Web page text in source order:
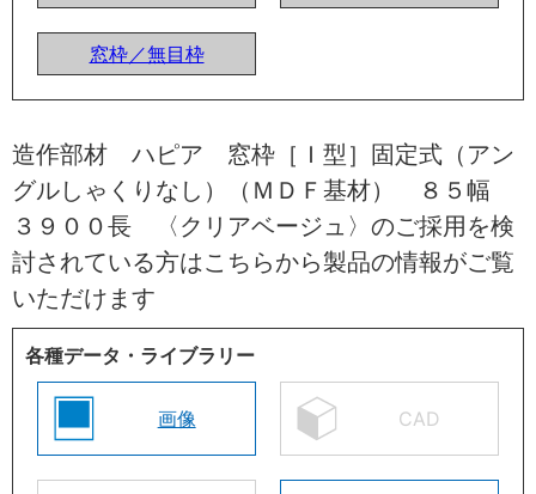
窓枠／無目枠
造作部材 ハピア 窓枠［Ｉ型］固定式（アン
グルしゃくりなし）（ＭＤＦ基材） ８５幅
３９００長 〈クリアベージュ〉のご採用を検
討されている方はこちらから製品の情報がご覧
いただけます
各種データ・ライブラリー
画像 CAD